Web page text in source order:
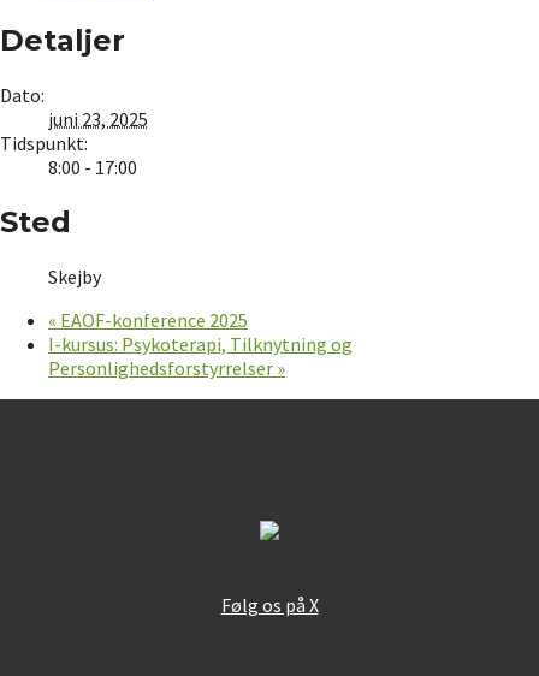
Detaljer
Dato:
juni 23, 2025
Tidspunkt:
8:00 - 17:00
Sted
Skejby
« EAOF-konference 2025
I-kursus: Psykoterapi, Tilknytning og
Personlighedsforstyrrelser »
Følg os på X